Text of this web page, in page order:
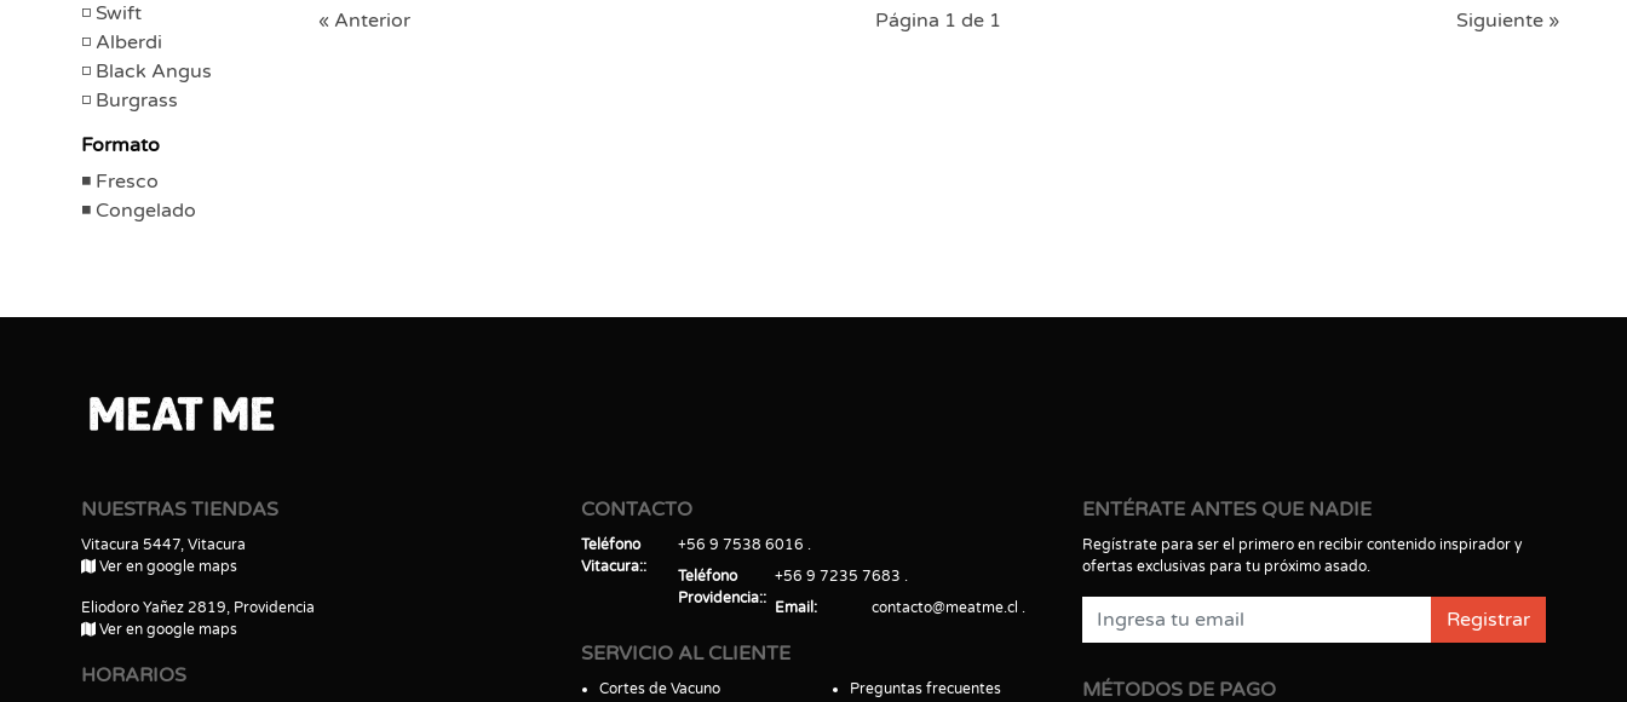
Swift
Alberdi
Black Angus
Burgrass
Formato
Fresco
Congelado
« Anterior Página 1 de 1 Siguiente »
NUESTRAS TIENDAS
Vitacura 5447, Vitacura
Ver en google maps
Eliodoro Yañez 2819, Providencia
Ver en google maps
HORARIOS
CONTACTO
Teléfono
Vitacura:
+56 9 7538 6016
Teléfono
Providencia:
+56 9 7235 7683
Email
contacto@meatme.cl
SERVICIO AL CLIENTE
Cortes de Vacuno Preguntas frecuentes
ENTÉRATE ANTES QUE NADIE
Regístrate para ser el primero en recibir contenido inspirador y
ofertas exclusivas para tu próximo asado.
Registrar
MÉTODOS DE PAGO